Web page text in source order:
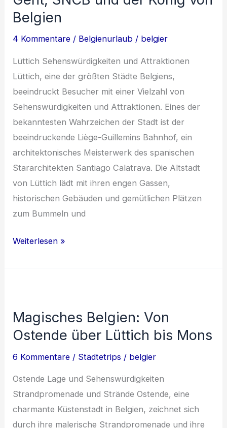
Kulinarik
und
Kultur
Belgien
4 Kommentare / Belgienurlaub / belgier
Lüttich Sehenswürdigkeiten und Attraktionen
Lüttich, eine der größten Städte Belgiens,
beeindruckt Besucher mit einer Vielzahl von
Sehenswürdigkeiten und Attraktionen. Eines der
bekanntesten Wahrzeichen der Stadt ist der
beeindruckende Liège-Guillemins Bahnhof, ein
architektonisches Meisterwerk des spanischen
Stararchitekten Santiago Calatrava. Die Altstadt
von Lüttich lädt mit ihren engen Gassen,
historischen Gebäuden und gemütlichen Plätzen
zum Bummeln und
Entdecke
und
der
von
Belgien
Weiterlesen »
Magisches Belgien: Von
Ostende über Lüttich bis Mons
6 Kommentare / Städtetrips / belgier
Ostende Lage und Sehenswürdigkeiten
Strandpromenade und Strände Ostende, eine
charmante Küstenstadt in Belgien, zeichnet sich
durch ihre malerische Strandpromenade und ihre